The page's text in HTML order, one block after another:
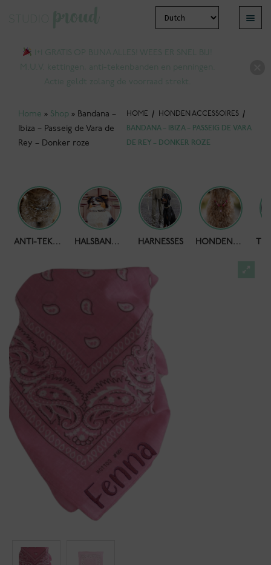
door
naar
Menu
Home » Shop » Bandana –
Ibiza – Passeig de Vara de
Rey – Donker roze
HOME / HONDEN ACCESSOIRES /
BANDANA – IBIZA – PASSEIG DE VARA
DE REY – DONKER ROZE
ANTI-TEKENBAND HALSBANDEN HARNESSES HONDENKETTING